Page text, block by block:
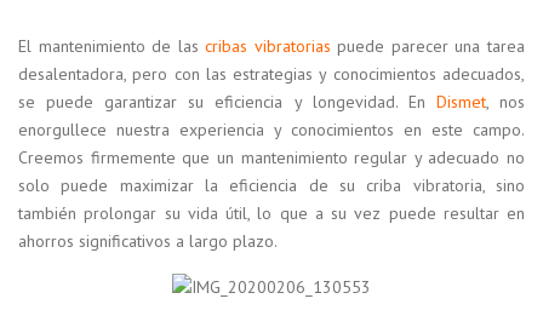
El mantenimiento de lascribas vibratorias puede parecer una tarea
desalentadora, pero con las estrategias y conocimientos adecuados,
se puede garantizar su eficiencia y longevidad. En Dismet, nos
enorgullece nuestra experiencia y conocimientos en este campo.
Creemos firmemente que un mantenimiento regular y adecuado no
solo puede maximizar la eficiencia de su criba vibratoria, sino
también prolongar su vida útil, lo que a su vez puede resultar en
ahorros significativos a largo plazo.